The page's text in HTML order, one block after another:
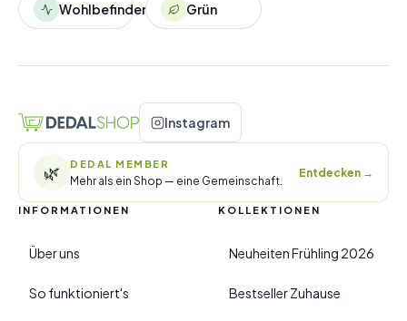
Wohlbefinden Grün
Instagram
🌿 DEDAL MEMBER
Mehr als ein Shop — eine Gemeinschaft.
Entdecken →
INFORMATIONEN
Über uns
So funktioniert's
KOLLEKTIONEN
Neuheiten Frühling 2026
Bestseller Zuhause